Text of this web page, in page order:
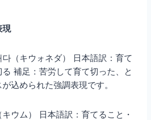
現
（キウォネダ） 日本語訳：育て
る 補足：苦労して育て切った、と
込められた強調表現です。
ウム） 日本語訳：育てること・